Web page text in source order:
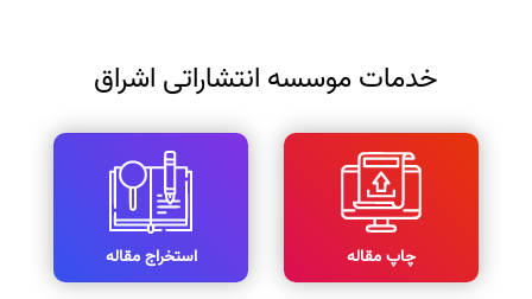
خدمات موسسه انتشاراتی اشراق
چاپ مقاله استخراج مقاله